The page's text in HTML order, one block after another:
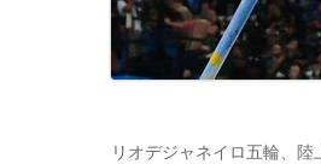
リオデジャネイロ五輪、